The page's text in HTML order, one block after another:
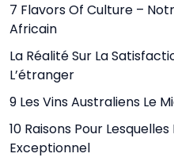
7 Flavors Of Culture –
Africain
La Réalité Sur La
L’étranger
9 Les Vins Australiens Le
10 Raisons Pour
Exceptionnel